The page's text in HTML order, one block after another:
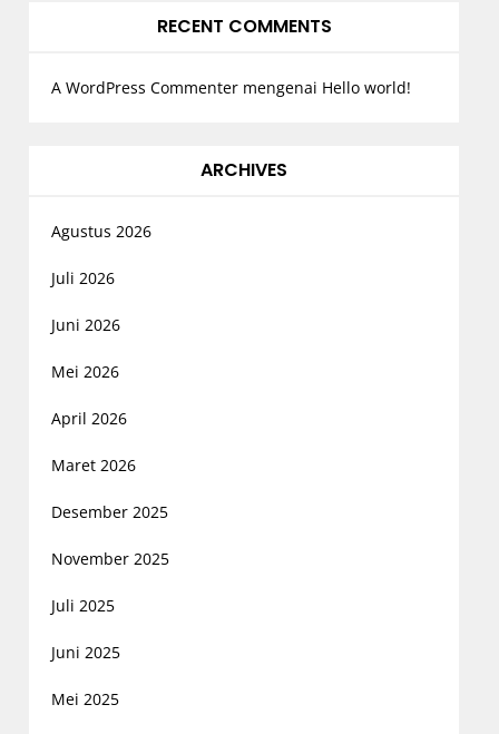
RECENT COMMENTS
A WordPress Commentermengenai Hello world!
ARCHIVES
Agustus 2026
Juli 2026
Juni 2026
Mei 2026
April 2026
Maret 2026
Desember 2025
November 2025
Juli 2025
Juni 2025
Mei 2025